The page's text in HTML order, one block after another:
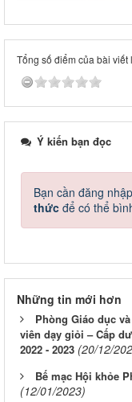
Tổng số điểm của bài viết
Ý kiến bạn đọc
Bạn cần đăng
thức để có thể
Những tin mới hơn
Phòng Giáo dục
viên dạy giỏi – Cấp
2022 - 2023 (20/12/
Bế mạc Hội khỏe
(12/01/2023)